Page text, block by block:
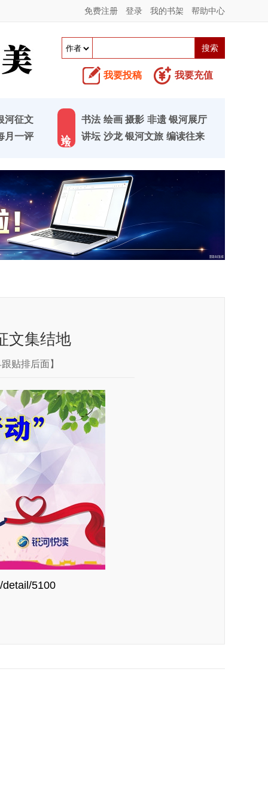
免费注册 登录 我的书架 帮助中心
我要投稿 我要充值
河征文
月一评
书法 绘画 摄影 非遗 银河展厅
讲坛 沙龙 银河文旅 编读往来
文集结地
贴排后面】
detail/5100